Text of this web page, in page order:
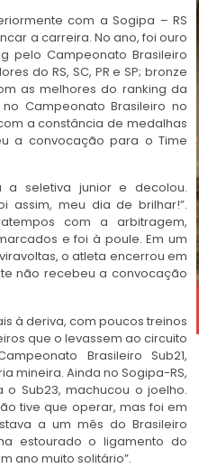
com a Sogipa – RS
a carreira. No ano, foi ouro
pelo Campeonato Brasileiro
do RS, SC, PR e SP; bronze
as melhores do ranking da
Campeonato Brasileiro no
a constância de medalhas
a convocação para o Time
a seletiva junior e decolou.
assim, meu dia de brilhar!”.
com a arbitragem,
e foi à poule. Em um
o atleta encerrou em
não recebeu a convocação
à deriva, com poucos treinos
que o levassem ao circuito
Brasileiro Sub21,
mineira. Ainda no Sogipa-RS,
Sub23, machucou o joelho.
tive que operar, mas foi em
a um mês do Brasileiro
estourado o ligamento do
ano muito solitário”.